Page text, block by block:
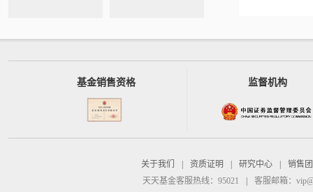
基金销售资格 监督机构
关于我们 资质证明 研究中心
销售
天天基金客服热线：95021
客服邮箱：